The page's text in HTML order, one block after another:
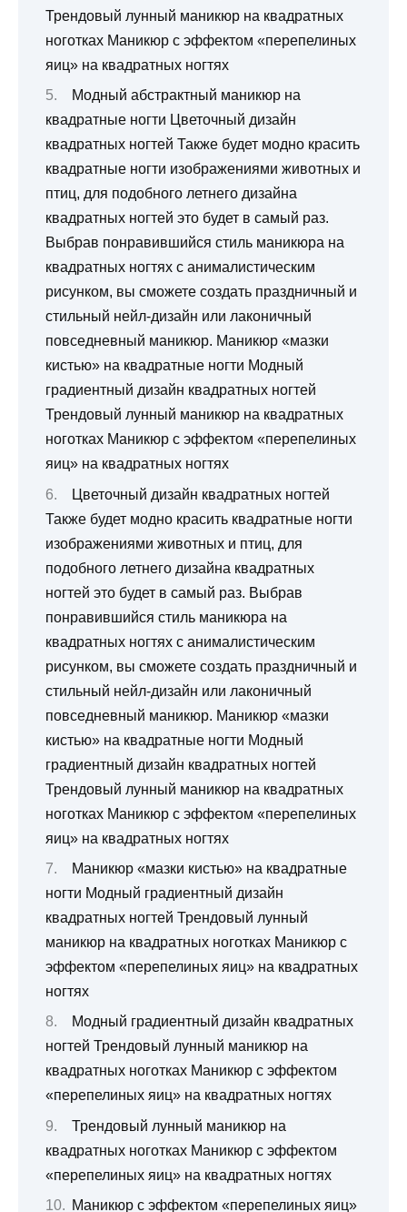
Трендовый лунный маникюр на квадратных
ноготках Маникюр с эффектом «перепелиных
яиц» на квадратных ногтях
Модный абстрактный маникюр на
квадратные ногти Цветочный дизайн
квадратных ногтей Также будет модно красить
квадратные ногти изображениями животных и
птиц, для подобного летнего дизайна
квадратных ногтей это будет в самый раз.
Выбрав понравившийся стиль маникюра на
квадратных ногтях с анималистическим
рисунком, вы сможете создать праздничный и
стильный нейл-дизайн или лаконичный
повседневный маникюр. Маникюр «мазки
кистью» на квадратные ногти Модный
градиентный дизайн квадратных ногтей
Трендовый лунный маникюр на квадратных
ноготках Маникюр с эффектом «перепелиных
яиц» на квадратных ногтях
Цветочный дизайн квадратных ногтей
Также будет модно красить квадратные ногти
изображениями животных и птиц, для
подобного летнего дизайна квадратных
ногтей это будет в самый раз. Выбрав
понравившийся стиль маникюра на
квадратных ногтях с анималистическим
рисунком, вы сможете создать праздничный и
стильный нейл-дизайн или лаконичный
повседневный маникюр. Маникюр «мазки
кистью» на квадратные ногти Модный
градиентный дизайн квадратных ногтей
Трендовый лунный маникюр на квадратных
ноготках Маникюр с эффектом «перепелиных
яиц» на квадратных ногтях
Маникюр «мазки кистью» на квадратные
ногти Модный градиентный дизайн
квадратных ногтей Трендовый лунный
маникюр на квадратных ноготках Маникюр с
эффектом «перепелиных яиц» на квадратных
ногтях
Модный градиентный дизайн квадратных
ногтей Трендовый лунный маникюр на
квадратных ноготках Маникюр с эффектом
«перепелиных яиц» на квадратных ногтях
Трендовый лунный маникюр на
квадратных ноготках Маникюр с эффектом
«перепелиных яиц» на квадратных ногтях
Маникюр с эффектом «перепелиных яиц»